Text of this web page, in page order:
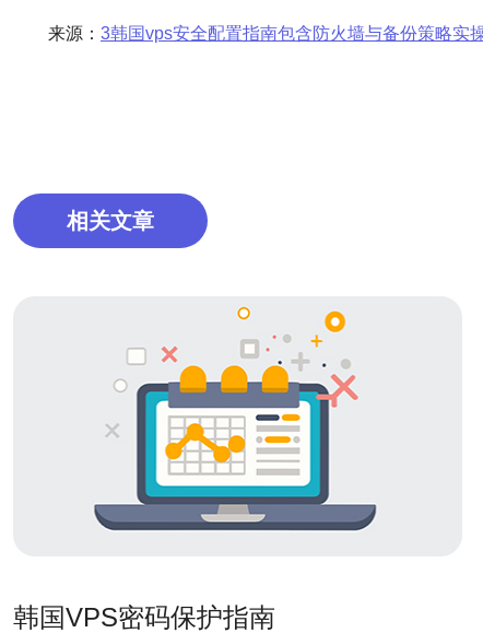
来源： 3韩国vps安全配置指南包含防火墙与备份策略实
相关文章
韩国VPS密码保护指南